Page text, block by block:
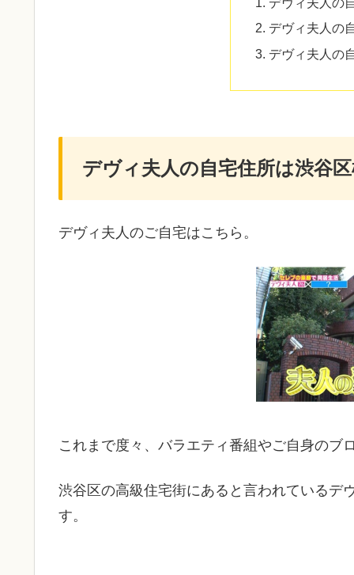
デヴィ夫人の
デヴィ夫人の
デヴィ夫人の自宅住所は渋谷
デヴィ夫人のご自宅はこちら。
これまで度々、バラエティ番組やご自身のブ
渋谷区の高級住宅街にあると言われているデ
す。